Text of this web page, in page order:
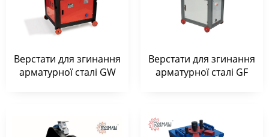
Верстати для згинання
арматурної сталі GW
Верстати для згинання
арматурної сталі GF